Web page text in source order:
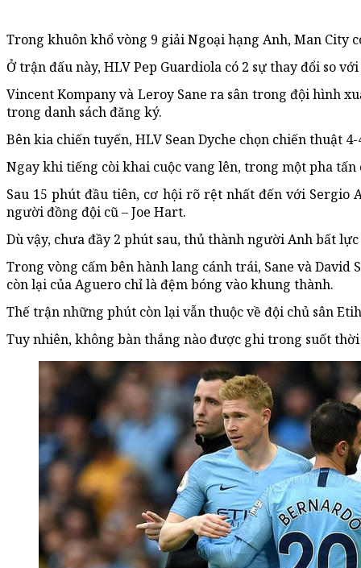
Trong khuôn khổ vòng 9 giải Ngoại hạng Anh, Man City
Ở trận đấu này, HLV Pep Guardiola có 2 sự thay đổi so
Vincent Kompany và Leroy Sane ra sân trong đội hình
trong danh sách đăng ký.
Bên kia chiến tuyến, HLV Sean Dyche chọn chiến thuật
Ngay khi tiếng còi khai cuộc vang lên, trong một pha tấn
Sau 15 phút đầu tiên, cơ hội rõ rệt nhất đến với
người đồng đội cũ – Joe Hart.
Dù vậy, chưa đầy 2 phút sau, thủ thành người Anh bất
Trong vòng cấm bên hành lang cánh trái, Sane và
còn lại của Aguero chỉ là đệm bóng vào khung thành.
Thế trận những phút còn lại vẫn thuộc về đội chủ sân
Tuy nhiên, không bàn thắng nào được ghi trong suốt